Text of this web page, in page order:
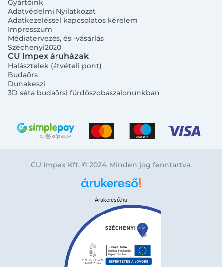
Bejelentkezés e-mail-címmel
Gyártóink
Adatvédelmi Nyilatkozat
Adatkezeléssel kapcsolatos kérelem
Impresszum
Médiatervezés, és -vásárlás
Széchenyi2020
CU Impex áruházak
Halásztelek (átvételi pont)
Budaörs
Dunakeszi
3D séta budaörsi fürdőszobaszalonunkban
CU Impex Kft. © 2024. Minden jog fenntartva.
Árukereső.hu